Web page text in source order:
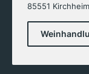
85551